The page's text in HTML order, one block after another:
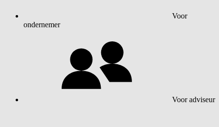
Voor
ondernemer
Voor adviseur